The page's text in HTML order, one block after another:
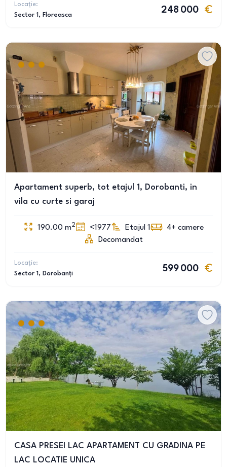
Locație:
Sector 1 , Floreasca
248 000
Apartament superb, tot etajul 1, Dorobanti, in
vila cu curte si garaj
190.00 m2 <1977 Etajul 1 4+ camere
Decomandat
Locație:
Sector 1 , Dorobanți
599 000
CASA PRESEI LAC APARTAMENT CU GRADINA PE
LAC LOCATIE UNICA